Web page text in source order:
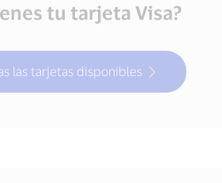
tu tarjeta Visa?
las tarjetas disponibles